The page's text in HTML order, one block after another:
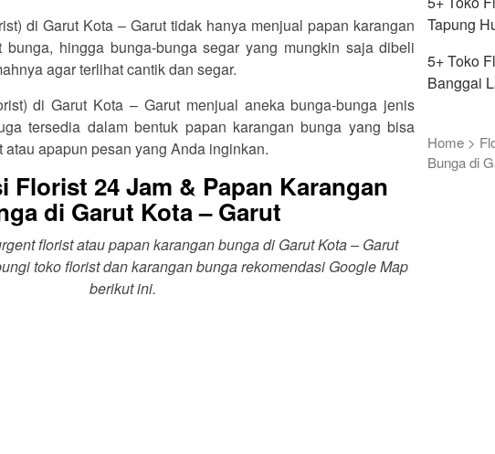
di Garut Kota – Garut tidak hanya menjual papan karangan
hingga bunga-bunga segar yang mungkin saja dibeli
agar terlihat cantik dan segar.
di Garut Kota – Garut menjual aneka bunga-bunga jenis
tersedia dalam bentuk papan karangan bunga yang bisa
apapun pesan yang Anda inginkan.
Florist 24 Jam & Papan Karangan
di Garut Kota – Garut
florist atau papan karangan bunga di Garut Kota – Garut
toko florist dan karangan bunga rekomendasi Google Map
berikut ini.
Tapung
5+ Toko
Banggai
Home >
Bunga di